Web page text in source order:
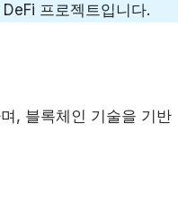
프로젝트입니다.
, 블록체인 기술을 기반